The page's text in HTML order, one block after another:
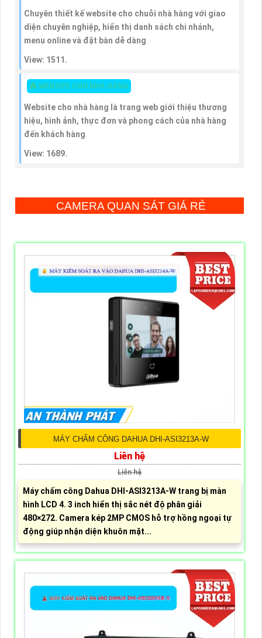
Chuyên thiết kế website cho chuỗi nhà hàng với giao
diện chuyên nghiệp, hiển thị danh sách chi nhánh,
menu online và đặt bàn dễ dàng
View: 1511.
👸 WEBSITE CHO NHÀ HÀNG
Website cho nhà hàng là trang web giới thiệu thương
hiệu, hình ảnh, thực đơn và phong cách của nhà hàng
đến khách hàng
View: 1689.
CAMERA QUAN SÁT GIÁ RẺ
MÁY CHẤM CÔNG DAHUA DHI-ASI3213A-W
Liên hệ
Liên hệ
Máy chấm công Dahua DHI-ASI3213A-W trang bị màn
hình LCD 4. 3 inch hiển thị sắc nét độ phân giải
480×272. Camera kép 2MP CMOS hỗ trợ hồng ngoại tự
động giúp nhận diện khuôn mặt...